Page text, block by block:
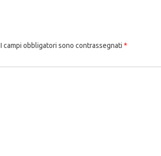
I campi obbligatori sono contrassegnati *